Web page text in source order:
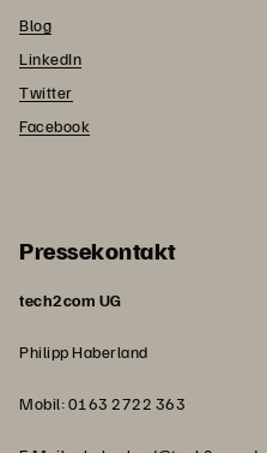
Blog
LinkedIn
Twitter
Facebook
Pressekontakt
tech2com UG
Philipp Haberland
Mobil: 0163 2722 363